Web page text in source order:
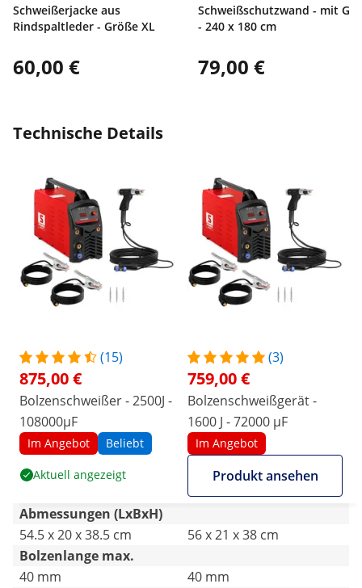
Schweißerjacke aus
Rindspaltleder - Größe XL
60,00 €
Schweißschutzwand - mit
- 240 x 180 cm
79,00 €
Technische Details
(15)
875,00 €
Bolzenschweißer - 2500J -
108000μF
Im Angebot Beliebt
Aktuell angezeigt
(3)
759,00 €
Bolzenschweißgerät -
1600 J - 72000 µF
Im Angebot
Produkt ansehen
Abmessungen (LxBxH)
54.5 x 20 x 38.5 cm
56 x 21 x 38 cm
Bolzenlange max.
40 mm
40 mm